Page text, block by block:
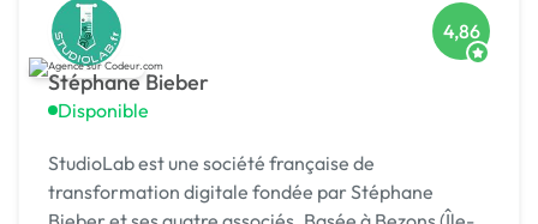
Stéphane Bieber
Disponible
4,86
StudioLab est une société française de
transformation digitale fondée par Stéphane